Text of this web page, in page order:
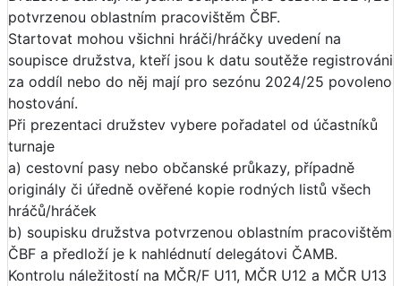
potvrzenou oblastním pracovištěm ČBF.
Startovat mohou všichni hráči/hráčky uvedení na
soupisce družstva, kteří jsou k datu soutěže registrováni
za oddíl nebo do něj mají pro sezónu 2024/25 povoleno
hostování.
Při prezentaci družstev vybere pořadatel od účastníků
turnaje
a) cestovní pasy nebo občanské průkazy, případně
originály či úředně ověřené kopie rodných listů všech
hráčů/hráček
b) soupisku družstva potvrzenou oblastním pracovištěm
ČBF a předloží je k nahlédnutí delegátovi ČAMB.
Kontrolu náležitostí na MČR/F U11, MČR U12 a MČR U13